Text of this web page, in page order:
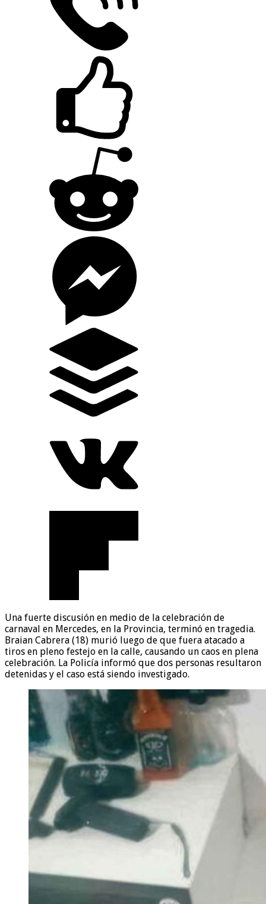
Una fuerte discusión en medio de la celebración de
carnaval en Mercedes, en la Provincia, terminó en tragedia.
Braian Cabrera (18) murió luego de que fuera atacado a
tiros en pleno festejo en la calle, causando un caos en plena
celebración. La Policía informó que dos personas resultaron
detenidas y el caso está siendo investigado.